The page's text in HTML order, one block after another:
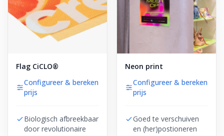
Flag CiCLO®
Configureer & bereken
prijs
Biologisch afbreekbaar
door revolutionaire
Neon print
Configureer & bereken
prijs
Goed te verschuiven
en (her)postioneren